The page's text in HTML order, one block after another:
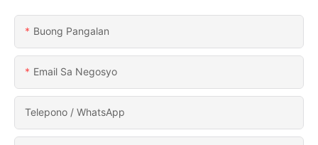
Buong Pangalan
Email Sa Negosyo
Telepono / WhatsApp